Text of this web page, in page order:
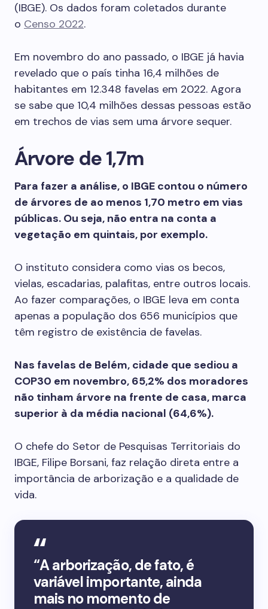
(IBGE). Os dados foram coletados durante
o Censo 2022.
Em novembro do ano passado, o IBGE já havia
revelado que o país tinha 16,4 milhões de
habitantes em 12.348 favelas em 2022. Agora
se sabe que 10,4 milhões dessas pessoas estão
em trechos de vias sem uma árvore sequer.
Árvore de 1,7m
Para fazer a análise, o IBGE contou o número
de árvores de ao menos 1,70 metro em vias
públicas. Ou seja, não entra na conta a
vegetação em quintais, por exemplo.
O instituto considera como vias os becos,
vielas, escadarias, palafitas, entre outros locais.
Ao fazer comparações, o IBGE leva em conta
apenas a população dos 656 municípios que
têm registro de existência de favelas.
Nas favelas de Belém, cidade que sediou a
COP30 em novembro, 65,2% dos moradores
não tinham árvore na frente de casa, marca
superior à da média nacional (64,6%).
O chefe do Setor de Pesquisas Territoriais do
IBGE, Filipe Borsani, faz relação direta entre a
importância de arborização e a qualidade de
vida.
“A arborização, de fato, é
variável importante, ainda
mais no momento de